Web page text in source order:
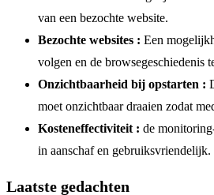
van een bezochte website.
Bezochte websites : Een
volgen en de browsegeschiedenis
Onzichtbaarheid bij opstarten :
moet onzichtbaar draaien zodat
Kosteneffectiviteit : de
in aanschaf en gebruiksvriendelijk.
Laatste gedachten